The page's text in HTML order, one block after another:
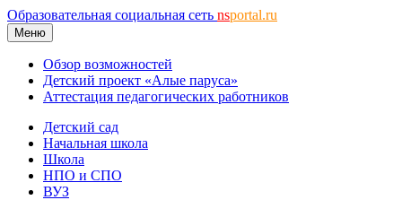
Образовательная социальная сеть nsportal.ru
Меню
Обзор возможностей
Детский проект «Алые паруса»
Аттестация педагогических работников
Детский сад
Начальная школа
Школа
НПО и СПО
ВУЗ